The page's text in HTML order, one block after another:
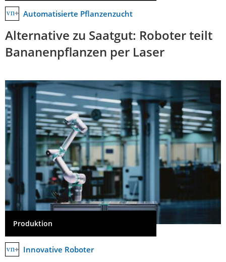
Automatisierte Pflanzenzucht
Alternative zu Saatgut: Roboter teilt
Bananenpflanzen per Laser
Produktion
Innovative Roboter